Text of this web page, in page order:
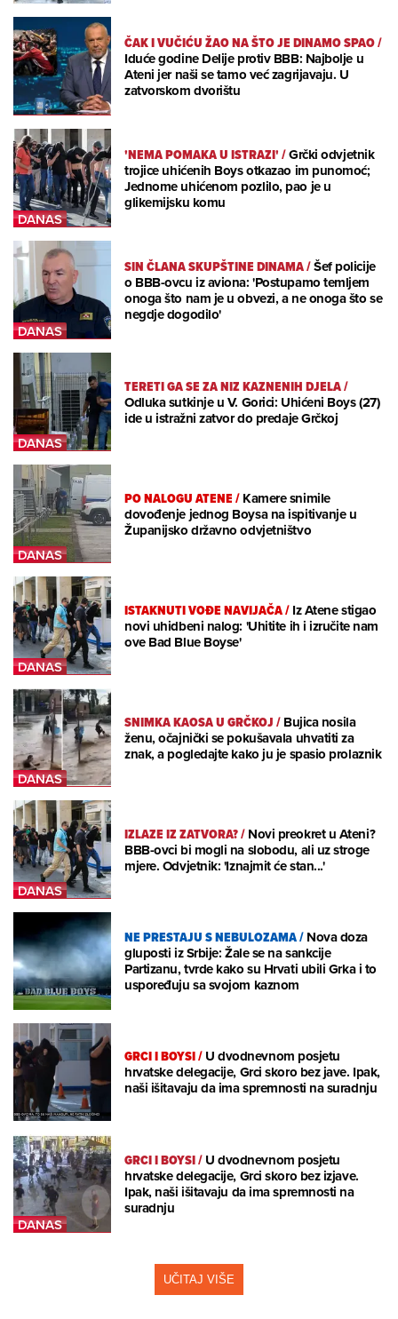
ČAK I VUČIĆU ŽAO NA ŠTO JE DINAMO SPAO/
Iduće godine Delije protiv BBB: Najbolje u
Ateni jer naši se tamo već zagrijavaju. U
zatvorskom dvorištu
'NEMA POMAKA U ISTRAZI'/Grčki odvjetnik
trojice uhićenih Boys otkazao im punomoć;
Jednome uhićenom pozlilo, pao je u
glikemijsku komu
SIN ČLANA SKUPŠTINE DINAMA/Šef policije
o BBB-ovcu iz aviona: 'Postupamo temljem
onoga što nam je u obvezi, a ne onoga što se
negdje dogodilo'
TERETI GA SE ZA NIZ KAZNENIH DJELA/
Odluka sutkinje u V. Gorici: Uhićeni Boys (27)
ide u istražni zatvor do predaje Grčkoj
PO NALOGU ATENE/Kamere snimile
dovođenje jednog Boysa na ispitivanje u
Županijsko državno odvjetništvo
ISTAKNUTI VOĐE NAVIJAČA/Iz Atene stigao
novi uhidbeni nalog: 'Uhitite ih i izručite nam
ove Bad Blue Boyse'
SNIMKA KAOSA U GRČKOJ/Bujica nosila
ženu, očajnički se pokušavala uhvatiti za
znak, a pogledajte kako ju je spasio prolaznik
IZLAZE IZ ZATVORA?/Novi preokret u Ateni?
BBB-ovci bi mogli na slobodu, ali uz stroge
mjere. Odvjetnik: 'Iznajmit će stan...'
NE PRESTAJU S NEBULOZAMA/Nova doza
gluposti iz Srbije: Žale se na sankcije
Partizanu, tvrde kako su Hrvati ubili Grka i to
uspoređuju sa svojom kaznom
GRCI I BOYSI/U dvodnevnom posjetu
hrvatske delegacije, Grci skoro bez jave. Ipak,
naši išitavaju da ima spremnosti na suradnju
GRCI I BOYSI/U dvodnevnom posjetu
hrvatske delegacije, Grci skoro bez izjave.
Ipak, naši išitavaju da ima spremnosti na
suradnju
UČITAJ VIŠE